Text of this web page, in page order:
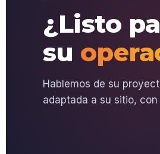
¿Listo
su
Hablemos de su
adaptada a su sitio,